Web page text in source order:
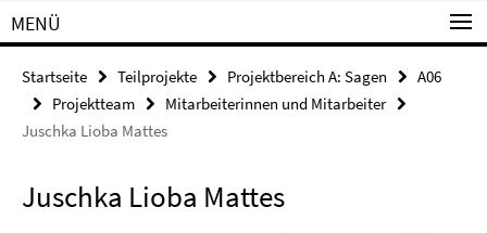
MENÜ
Startseite Teilprojekte Projektbereich A: Sagen
A06
Projektteam
Mitarbeiterinnen und Mitarbeiter
Juschka Lioba Mattes
Juschka Lioba Mattes